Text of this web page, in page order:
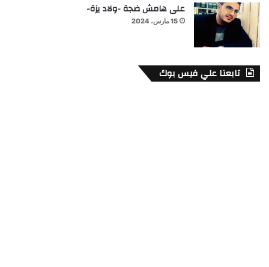
على هامش ضجة -ولاد يزة-
15 مارس، 2024
تابعنا علي فيس بوك